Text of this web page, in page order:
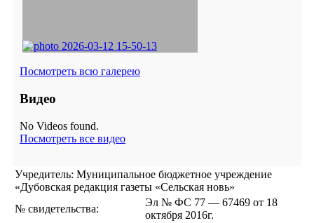
Посмотреть всю галерею
Видео
No Videos found.
Посмотреть все видео
Учредитель: Муниципальное бюджетное учреждение
«Дубовская редакция газеты «Сельская новь»
№ свидетельства:
Эл № ФС 77 — 67469 от 18
октября 2016г.